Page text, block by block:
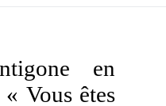
en
Vous êtes